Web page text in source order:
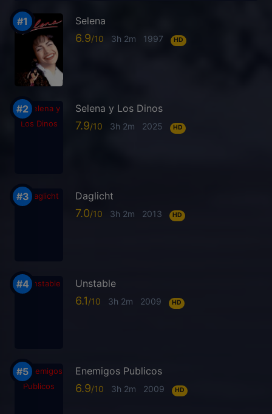
Selena
6.9 3h 2m 1997 HD
Selena y Los Dinos
7.9 3h 2m 2025 HD
Daglicht
7.0 3h 2m 2013 HD
Unstable
6.1 3h 2m 2009 HD
Enemigos Publicos
6.9 3h 2m 2009 HD